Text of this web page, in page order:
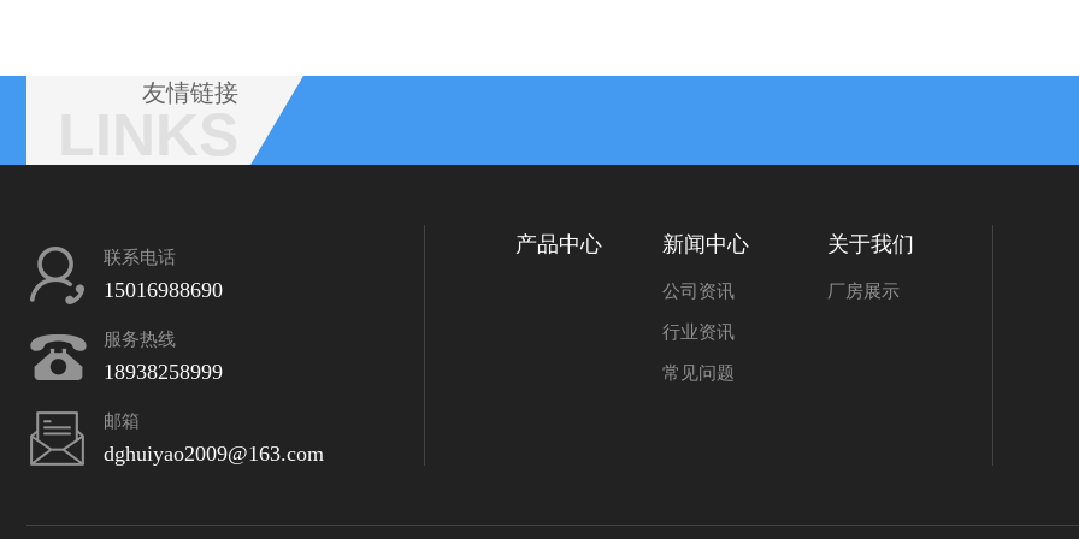
友情链接
联系电话
15016988690
服务热线
18938258999
邮箱
dghuiyao2009@163.com
产品中心 新闻中心
公司资讯
行业资讯
常见问题
关于我们
厂房展示